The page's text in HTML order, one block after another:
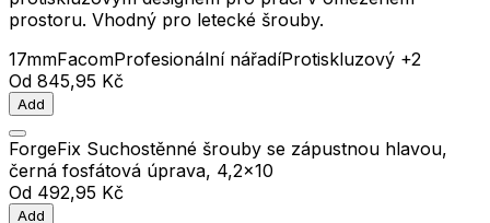
prostoru. Vhodný pro letecké šrouby.
17mmFacomProfesionální nářadíProtiskluzový +2
Od 845,95 Kč
Add
ForgeFix Suchostěnné šrouby se zápustnou hlavou,
černá fosfátová úprava, 4,2x10
Od 492,95 Kč
Add